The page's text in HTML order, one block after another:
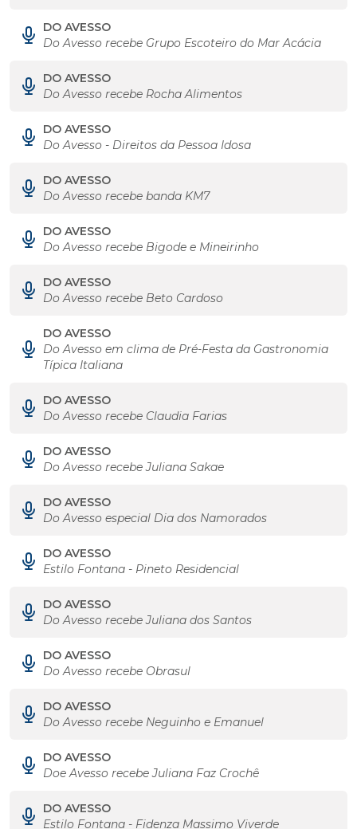
DO AVESSO
Do Avesso recebe Grupo Escoteiro do Mar Acácia
DO AVESSO
Do Avesso recebe Rocha Alimentos
DO AVESSO
Do Avesso - Direitos da Pessoa Idosa
DO AVESSO
Do Avesso recebe banda KM7
DO AVESSO
Do Avesso recebe Bigode e Mineirinho
DO AVESSO
Do Avesso recebe Beto Cardoso
DO AVESSO
Do Avesso em clima de Pré-Festa da Gastronomia
Típica Italiana
DO AVESSO
Do Avesso recebe Claudia Farias
DO AVESSO
Do Avesso recebe Juliana Sakae
DO AVESSO
Do Avesso especial Dia dos Namorados
DO AVESSO
Estilo Fontana - Pineto Residencial
DO AVESSO
Do Avesso recebe Juliana dos Santos
DO AVESSO
Do Avesso recebe Obrasul
DO AVESSO
Do Avesso recebe Neguinho e Emanuel
DO AVESSO
Doe Avesso recebe Juliana Faz Crochê
DO AVESSO
Estilo Fontana - Fidenza Massimo Viverde